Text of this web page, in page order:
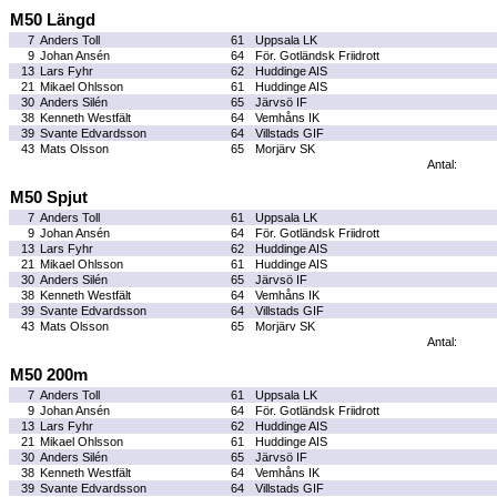
M50 Längd
7 Anders Toll 61
Uppsala LK
9 Johan Ansén 64
För. Gotländsk Friidrott
13 Lars Fyhr 62
Huddinge AIS
21 Mikael Ohlsson 61
Huddinge AIS
30 Anders Silén 65
Järvsö IF
38 Kenneth Westfält 64
Vemhåns IK
39 Svante Edvardsson 64
Villstads GIF
43 Mats Olsson 65
Morjärv SK
Antal:
M50 Spjut
7 Anders Toll 61
Uppsala LK
9 Johan Ansén 64
För. Gotländsk Friidrott
13 Lars Fyhr 62
Huddinge AIS
21 Mikael Ohlsson 61
Huddinge AIS
30 Anders Silén 65
Järvsö IF
38 Kenneth Westfält 64
Vemhåns IK
39 Svante Edvardsson 64
Villstads GIF
43 Mats Olsson 65
Morjärv SK
Antal:
M50 200m
7 Anders Toll 61
Uppsala LK
9 Johan Ansén 64
För. Gotländsk Friidrott
13 Lars Fyhr 62
Huddinge AIS
21 Mikael Ohlsson 61
Huddinge AIS
30 Anders Silén 65
Järvsö IF
38 Kenneth Westfält 64
Vemhåns IK
39 Svante Edvardsson 64 Villstads GIF